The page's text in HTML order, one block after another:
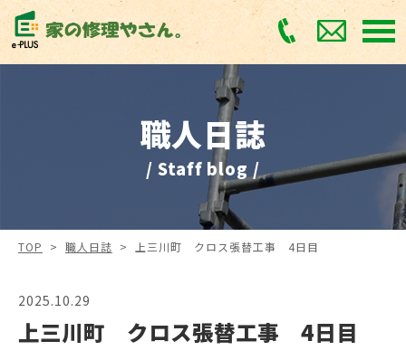
職人日誌
/ Staff blog /
TOP > 職人日誌 > 上三川町 クロス張替工事 4日目
2025.10.29
上三川町 クロス張替工事 4日目